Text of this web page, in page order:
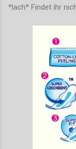
*lach* Findet ihr